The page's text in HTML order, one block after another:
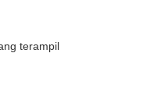
terampil